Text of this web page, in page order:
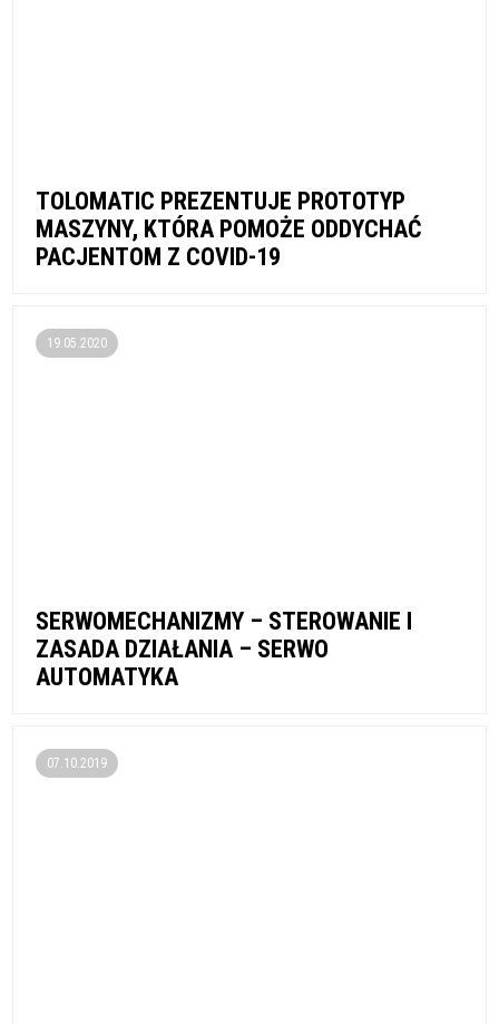
TOLOMATIC PREZENTUJE PROTOTYP
MASZYNY, KTÓRA POMOŻE ODDYCHAĆ
PACJENTOM Z COVID-19
19.05.2020
SERWOMECHANIZMY – STEROWANIE I
ZASADA DZIAŁANIA – SERWO
AUTOMATYKA
07.10.2019